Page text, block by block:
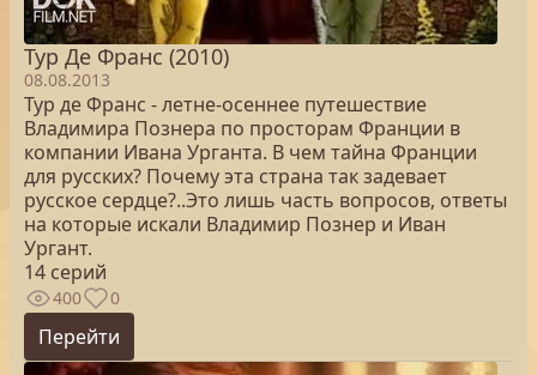
Тур Де Франс (2010)
08.08.2013
Тур де Франс - летне-осеннее путешествие
Владимира Познера по просторам Франции в
компании Ивана Урганта. В чем тайна Франции
для русских? Почему эта страна так задевает
русское сердце?..Это лишь часть вопросов, ответы
на которые искали Владимир Познер и Иван
Ургант.
14 серий
400 0
Перейти